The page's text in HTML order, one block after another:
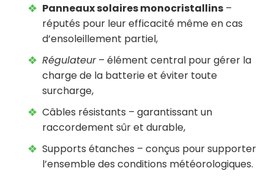
Panneaux solaires monocristallins –
réputés pour leur efficacité même en cas
d’ensoleillement partiel,
Régulateur– élément central pour gérer la
charge de la batterie et éviter toute
surcharge,
Câbles résistants – garantissant un
raccordement sûr et durable,
Supports étanches – conçus pour supporter
l’ensemble des conditions météorologiques.